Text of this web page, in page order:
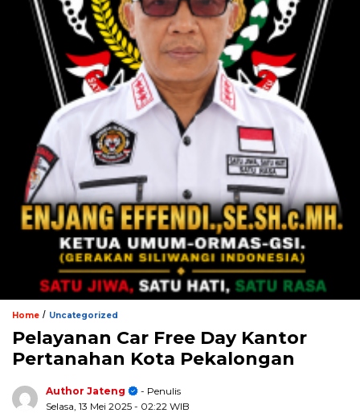
Home / Uncategorized
Pelayanan Car Free Day Kantor
Pertanahan Kota Pekalongan
Author Jateng
- Penulis
Selasa, 13 Mei 2025 - 02:22 WIB